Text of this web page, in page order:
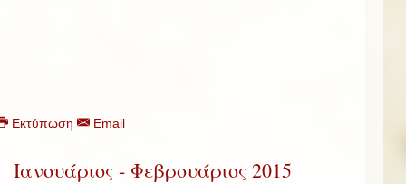
Εκτύπωση Email
Ιανουάριος - Φεβρουάριος 2015